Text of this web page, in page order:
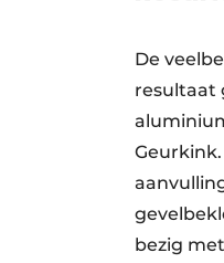
De
resultaat
bezig